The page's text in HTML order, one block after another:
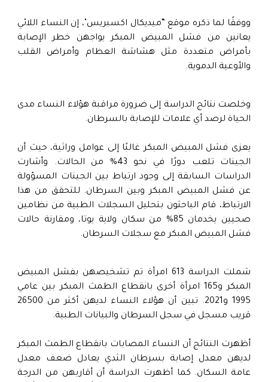
ووفقًا لما ذكره موقع “ميديكال اكسبريس"، إن النساء اللائي
يعانين من فشل المبيض المبكر يواجهن خطر الإصابة
بأمراض متعددة مثل هشاشة العظام وأمراض القلب
والأوعية الدموية.
وخلصت نتائج الدراسة إلى ضرورة مراقبة هؤلاء النساء مدى
الحياة لرصد أي علامات للإصابة بالسرطان.
يعزى فشل المبيض المبكر غالبًا إلى عوامل وراثية، حيث أن
الجينات تلعب دورًا في نحو 43% من الحالات. وأشارت
الدراسات السابقة إلى وجود ارتباط بين الجينات المسؤولة
عن فشل المبيض المبكر وبين السرطان. للتحقق من هذا
الارتباط، قام الباحثون بتحليل السجلات الطبية من نظامين
صحيين يخدمان 85% من سكان ولاية يوتا، ومقارنة حالات
فشل المبيض المبكر مع سجلات السرطان.
شملت الدراسة 613 امرأة تم تشخيصهن بفشل المبيض
المبكر و165 امرأة أخرى بانقطاع الطمث المبكر بين عامي
1995 و2021. تبين أن هؤلاء النساء لديهن أكثر من 26500
قريب مسجل في سجل السرطان والبيانات الطبية.
أظهرت النتائج أن النساء المصابات بانقطاع الطمث المبكر
لديهن معدل إصابة بسرطان الثدي يعادل ضعف معدل
عامة السكان. كما أظهرت الدراسة أن أقاربهن من الدرجة